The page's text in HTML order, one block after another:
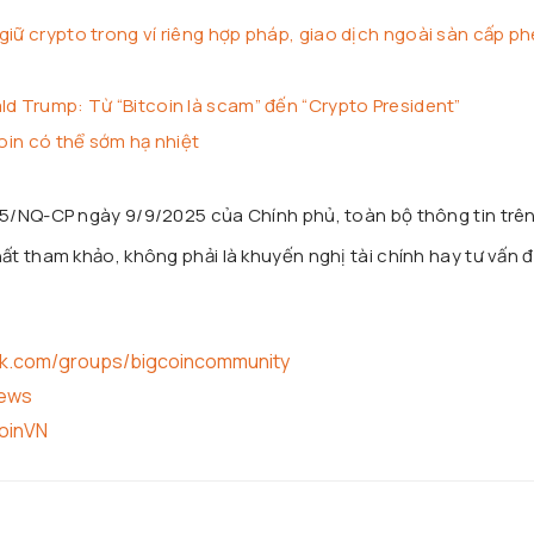
crypto trong ví riêng hợp pháp, giao dịch ngoài sàn cấp
Trump: Từ “Bitcoin là scam” đến “Crypto President”
có thể sớm hạ nhiệt
NQ-CP ngày 9/9/2025 của Chính phủ, toàn bộ thông tin
tham khảo, không phải là khuyến nghị tài chính hay tư vấn
groups/bigcoincommunity